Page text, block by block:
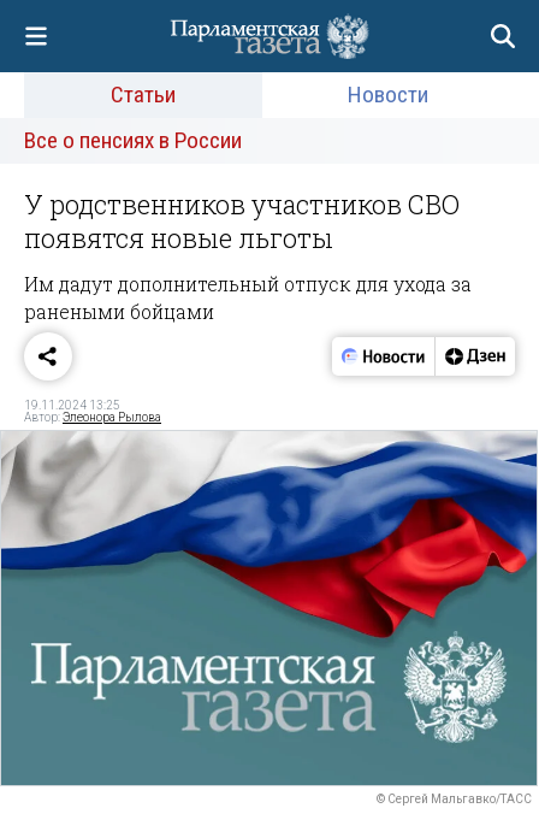
Статьи
Новости
Все о пенсиях в России
У родственников участников СВО
появятся новые льготы
Им дадут дополнительный отпуск для ухода за
ранеными бойцами
19.11.2024 13:25
Автор:Элеонора Рылова
© Сергей Мальгавко/ТАСС